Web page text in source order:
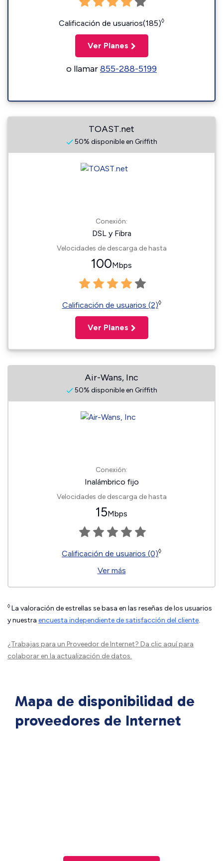
Calificación de usuarios(185)◊
Ver Planes
o llamar855-288-5199
TOAST.net
50% disponible en Griffith
Conexión:
DSL y Fibra
Velocidades de descarga de hasta
100Mbps
Calificación de usuarios (2)◊
Ver Planes
Air-Wans, Inc
50% disponible en Griffith
Conexión:
Inalámbrico fijo
Velocidades de descarga de hasta
15Mbps
Calificación de usuarios (0)◊
Ver más
◊ La valoración de estrellas se basa en las reseñas de los usuarios
y nuestra encuesta independiente de satisfacción del cliente.
¿Trabajas para un Proveedor de Internet? Da clic aquípara
colaborar en la actualización de datos.
Mapa de disponibilidad de
proveedores de Internet